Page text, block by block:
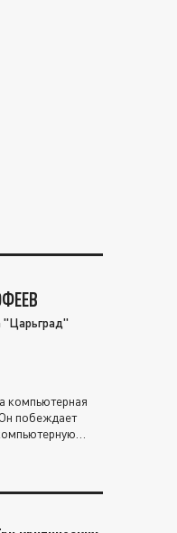
"Царьград"
компьютерная
побеждает